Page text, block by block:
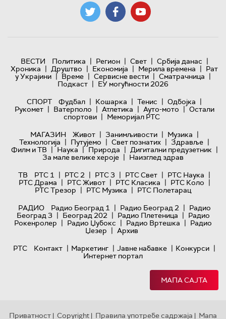
ВЕСТИ Политика | Регион | Свет | Србија данас |
Хроника | Друштво | Економија | Мерила времена | Рат
у Украјини | Време | Сервисне вести | Сматрачница |
Подкаст | ЕУ могућности 2026
СПОРТ
Фудбал | Кошарка | Тенис | Одбојка |
Рукомет | Ватерполо | Атлетика | Ауто-мото | Остали
спортови | Меморијал РТС
МАГАЗИН
Живот | Занимљивости | Музика |
Технологијa | Путујемо | Свет познатих | Здравље |
Филм и ТВ | Наука | Природа | Дигитални предузетник |
За мале велике хероје | Наизглед здрав
ТВ
РТС 1 | РТС 2 | РТС 3 | РТС Свет | РТС Наука |
РТС Драма | РТС Живот | РТС Класика | РТС Коло |
РТС Трезор | РТС Музика | РТС Полетарац
РАДИО
Радио Београд 1 | Радио Београд 2 | Радио
Београд 3 | Београд 202 | Радио Плетеница | Радио
Рокенролер | Радио Џубокс | Радио Вртешка | Радио
Џезер | Архив
РТС
Контакт | Маркетинг | Јавне набавке | Конкурси |
Интернет портал
МАПА САЈТА
Приватност | Copyright | Правила употребе садржаја | Мапа